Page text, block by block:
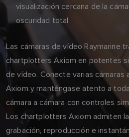
visualización cercana de la
oscuridad total
Las cámaras de vídeo Raymarine
chartplotters Axiom en potentes
de vídeo. Conecte varias cámaras
Axiom y manténgase atento a
cámara a cámara con controles
Los chartplotters Axiom admiten
grabación, reproducción e